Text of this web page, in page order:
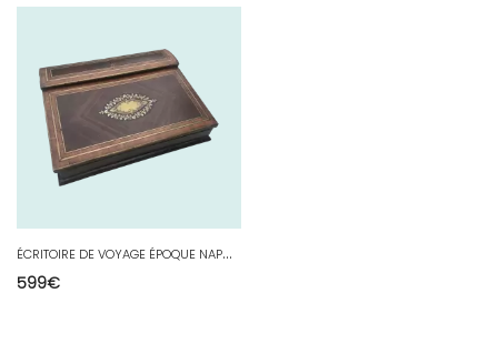
É
CRITOIRE DE VOYAGE ÉPOQUE NAPOLÉON III EN MARQUETERIE
599€